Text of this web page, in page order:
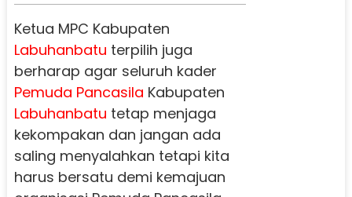
Ketua MPC Kabupaten
Labuhanbatu terpilih juga
berharap agar seluruh kader
Pemuda Pancasila Kabupaten
Labuhanbatu tetap menjaga
kekompakan dan jangan ada
saling menyalahkan tetapi kita
harus bersatu demi kemajuan